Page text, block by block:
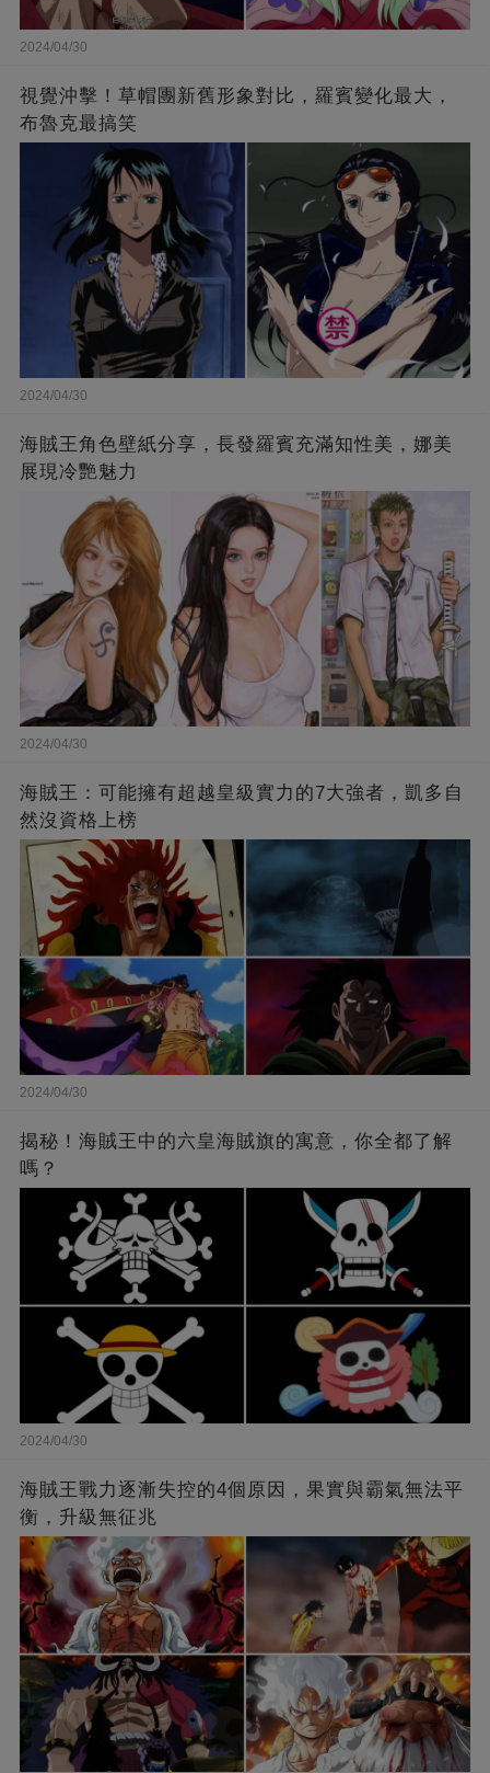
2024/04/30
視覺沖擊！草帽團新舊形象對比，羅賓變化最大，
布魯克最搞笑
2024/04/30
海賊王角色壁紙分享，長發羅賓充滿知性美，娜美
展現冷艷魅力
2024/04/30
海賊王：可能擁有超越皇級實力的7大強者，凱多自
然沒資格上榜
2024/04/30
揭秘！海賊王中的六皇海賊旗的寓意，你全都了解
嗎？
2024/04/30
海賊王戰力逐漸失控的4個原因，果實與霸氣無法平
衡，升級無征兆